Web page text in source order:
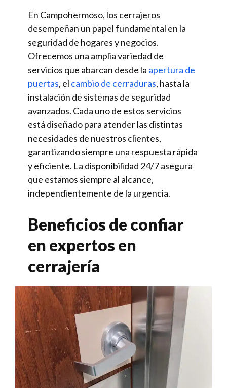
En Campohermoso, los cerrajeros
desempeñan un papel fundamental en la
seguridad de hogares y negocios.
Ofrecemos una amplia variedad de
servicios que abarcan desde la apertura de
puertas, el cambio de cerraduras, hasta la
instalación de sistemas de seguridad
avanzados. Cada uno de estos servicios
está diseñado para atender las distintas
necesidades de nuestros clientes,
garantizando siempre una respuesta rápida
y eficiente. La disponibilidad 24/7 asegura
que estamos siempre al alcance,
independientemente de la urgencia.
Beneficios de confiar
en expertos en
cerrajería